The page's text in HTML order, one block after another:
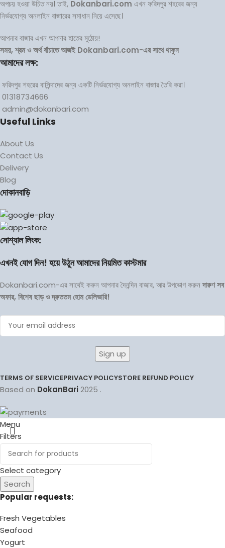
অপচয় হওয়া উচিত নয়। তাই, Dokanbari.com এখন ফরিদপুর শহরের জন্য
নির্ভরযোগ্য অনলাইন বাজারের সমাধান নিয়ে এসেছে।
আপনার বাজার এখন আপনার হাতের মুঠোয়!
সময়, শ্রম ও অর্থ বাঁচাতে আজই Dokanbari.com-এর সাথে থাকুন
আমাদের লক্ষ:
ফরিদপুর শহরের বাসিন্দাদের জন্য একটি নির্ভরযোগ্য অনলাইন বাজার তৈরি করা।
01318734666
admin@dokanbari.com
Useful Links
About Us
Contact Us
Delivery
Blog
দোকানবাড়ি
সোশ্যাল লিংক:
এখনই যোগ দিন! হয়ে উঠুন আমাদের নিয়মিত কাস্টমার
Dokanbari.com-এর সাথেই করুন আপনার দৈনন্দিন বাজার, আর উপভোগ করুনদারুণ সব
অফার, বিশেষ ছাড় ও দ্রুততম হোম ডেলিভারি!
TERMS OF SERVICEPRIVACY POLICYSTORE REFUND POLICY
Based on DokanBari2025 .
Select category
Search
Popular requests:
Fresh Vegetables
Seafood
Yogurt
Menu
Filters
Wishlist
Cart